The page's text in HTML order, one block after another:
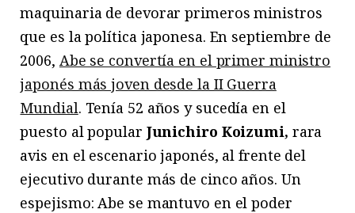
maquinaria de devorar primeros ministros
que es la política japonesa. En septiembre de
2006, Abe se convertía en el primer ministro
japonés más joven desde la II Guerra
Mundial. Tenía 52 años y sucedía en el
puesto al popular Junichiro Koizumi, rara
avis en el escenario japonés, al frente del
ejecutivo durante más de cinco años. Un
espejismo: Abe se mantuvo en el poder